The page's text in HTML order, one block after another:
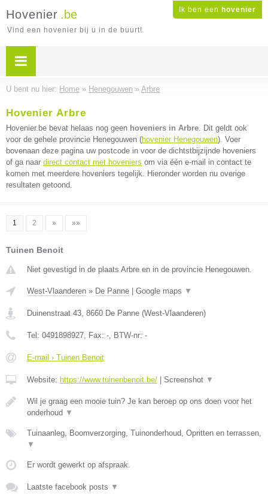
Ik ben een hovenier
Hovenier .be
Vind een hovenier bij u in de buurt!
U bent nu hier: Home » Henegouwen » Arbre
Hovenier Arbre
Hovenier.be bevat helaas nog geen hoveniers in Arbre. Dit geldt ook
voor de gehele provincie Henegouwen (hovenier Henegouwen). Voer
bovenaan deze pagina uw postcode in voor de dichtstbijzijnde hoveniers
of ga naar direct contact met hoveniers om via één e-mail in contact te
komen met meerdere hoveniers tegelijk. Hieronder worden nu overige
resultaten getoond.
1 2 » »»
Tuinen Benoit
Niet gevestigd in de plaats Arbre en in de provincie Henegouwen.
West-Vlaanderen » De Panne Google maps ▼
Duinenstraat 43, 8660 De Panne (West-Vlaanderen)
Tel: 0491898927, Fax: -, BTW-nr: -
E-mail › Tuinen Benoit
Website: https://www.tuinenbenoit.be/ Screenshot ▼
Wil je graag een mooie tuin? Je kan beroep op ons doen voor het
onderhoud ▼
Tuinaanleg, Boomverzorging, Tuinonderhoud, Opritten en terrassen,
▼
Er wordt gewerkt op afspraak.
Laatste facebook posts ▼